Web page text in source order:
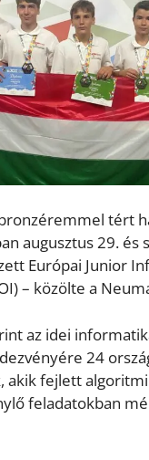
tért
augusztus 29. és
Európai Junior
– közölte a
az idei
24
akik fejlett
feladatokban